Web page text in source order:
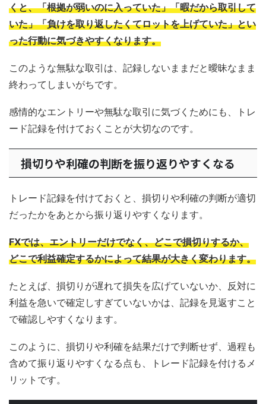
くと、「根拠が弱いのに入っていた」「暇だから取引して
いた」「負けを取り返したくてロットを上げていた」とい
った行動に気づきやすくなります。
このような無駄な取引は、記録しないままだと曖昧なまま
終わってしまいがちです。
感情的なエントリーや無駄な取引に気づくためにも、トレ
ード記録を付けておくことが大切なのです。
損切りや利確の判断を振り返りやすくなる
トレード記録を付けておくと、損切りや利確の判断が適切
だったかをあとから振り返りやすくなります。
FXでは、エントリーだけでなく、どこで損切りするか、
どこで利益確定するかによって結果が大きく変わります。
たとえば、損切りが遅れて損失を広げていないか、反対に
利益を急いで確定しすぎていないかは、記録を見返すこと
で確認しやすくなります。
このように、損切りや利確を結果だけで判断せず、過程も
含めて振り返りやすくなる点も、トレード記録を付けるメ
リットです。